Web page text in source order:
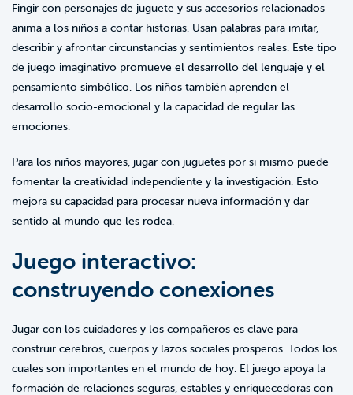
Fingir con personajes de juguete y sus accesorios relacionados
anima a los niños a contar historias. Usan palabras para imitar,
describir y afrontar circunstancias y sentimientos reales. Este tipo
de juego imaginativo promueve el desarrollo del lenguaje y el
pensamiento simbólico. Los niños también aprenden el
desarrollo socio-emocional y la capacidad de regular las
emociones.
Para los niños mayores, jugar con juguetes por sí mismo puede
fomentar la creatividad independiente y la investigación. Esto
mejora su capacidad para procesar nueva información y dar
sentido al mundo que les rodea.
Juego interactivo:
construyendo conexiones
Jugar con los cuidadores y los compañeros es clave para
construir cerebros, cuerpos y lazos sociales prósperos. Todos los
cuales son importantes en el mundo de hoy. El juego apoya la
formación de relaciones seguras, estables y enriquecedoras con